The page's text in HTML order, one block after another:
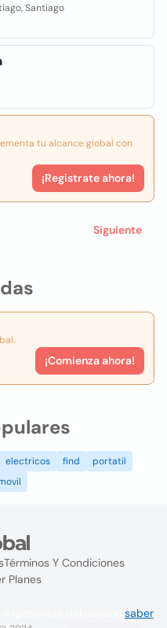
¡Comienza ahora!
Santiago
tu alcance global con
¡Registrate ahora!
Siguiente
electricos find
portatil
Términos Y Condiciones
Planes
saber